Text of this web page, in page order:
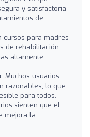
y satisfactoria
de
cursos para madres
de rehabilitación
altamente
: Muchos usuarios
razonables, lo que
para todos.
sienten que el
mejora la